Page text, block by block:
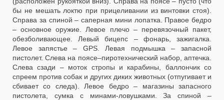
бы не мешать локтю при прицеливании из винтовки стоя).
Справа за спиной – саперная мини лопатка. Правое бедро
– основное оружие. Левое плечо – перевязочный пакет,
обезболивающее. Левый бицепс – фонарь, зажигалка.
Левое запястье – GPS. Левая подмышка – запасной
пистолет. Слева на поясе–пиротехнический набор, аптечка.
Слева сзади – моток стропы и карабины, баллончик со
спреем против собак и других диких животных (отпугивает и
сбивает со следа). Левое бедро – магазины запасного
пистолета, сумка с минами-ловушками. За спиной –